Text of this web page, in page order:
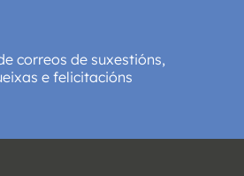
correos de suxestións,
e felicitacións